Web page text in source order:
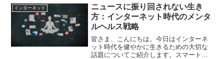
はいませんか。たとえば、現在インター
ネット上では、次々と新し...
インターネット
ニュースに振り回されない生き
方：インターネット時代のメンタ
ルヘルス戦略
皆さま、こんにちは。今日はインターネ
ット時代を健やかに生きるための大切な
話題についてご紹介します。スマートフ